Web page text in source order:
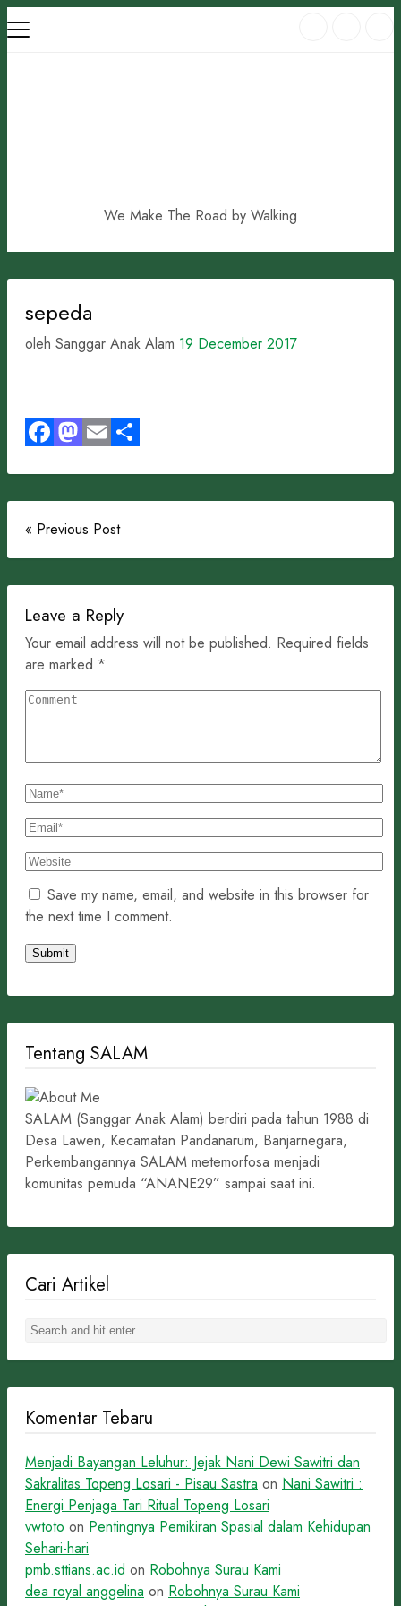
Skip
to
We Make The Road by Walking
sepeda
oleh Sanggar Anak Alam 19 December 2017
« Previous Post
Leave a Reply
Your email address will not be published. Required fields
are marked *
Save my name, email, and website in this browser for
the next time I comment.
Tentang SALAM
SALAM (Sanggar Anak Alam) berdiri pada tahun 1988 di
Desa Lawen, Kecamatan Pandanarum, Banjarnegara,
Perkembangannya SALAM metemorfosa menjadi
komunitas pemuda “ANANE29” sampai saat ini.
Cari Artikel
Komentar Tebaru
Menjadi Bayangan Leluhur: Jejak Nani Dewi Sawitri dan
Sakralitas Topeng Losari - Pisau Sastra on Nani Sawitri :
Energi Penjaga Tari Ritual Topeng Losari
vwtoto on Pentingnya Pemikiran Spasial dalam Kehidupan
Sehari-hari
pmb.sttians.ac.id on Robohnya Surau Kami
dea royal anggelina on Robohnya Surau Kami